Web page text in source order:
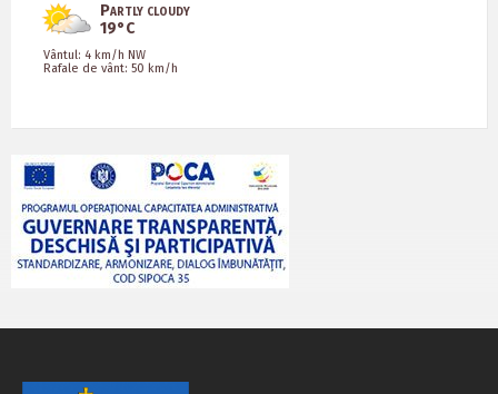
Partly cloudy
19°C
Vântul: 4 km/h NW
Rafale de vânt: 50 km/h